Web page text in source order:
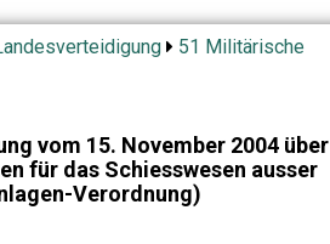
51 Militärische
vom 15. November 2004 über
für das Schiesswesen ausser
Verordnung)